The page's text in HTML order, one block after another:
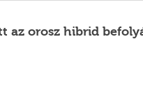
orosz hibrid